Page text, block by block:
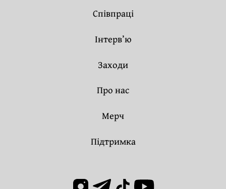
Співпраці
Інтерв’ю
Заходи
Про нас
Мерч
Підтримка